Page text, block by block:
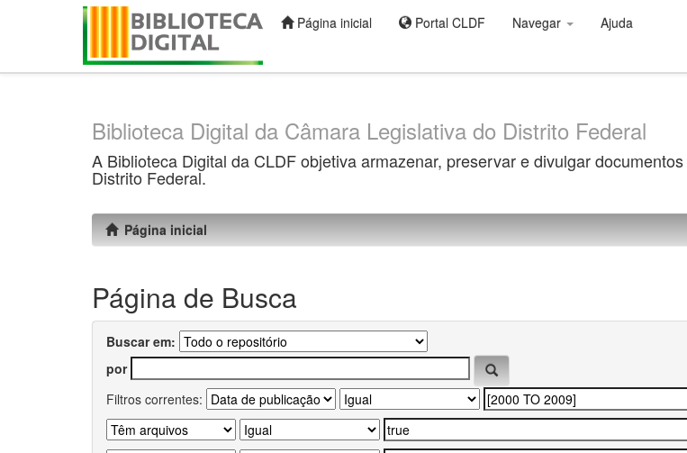
Página inicial Portal CLDF Navegar Ajuda
Biblioteca Digital da Câmara Legislativa do Distrito Federal
A Biblioteca Digital da CLDF objetiva armazenar, preservar e divulgar
Distrito Federal.
Página inicial
Página de Busca
Buscar em:
por
Filtros correntes: